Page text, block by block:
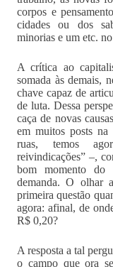
corpos e
cidades ou dos
minorias e um etc.
A crítica ao
somada às demais,
chave capaz de
de luta. Dessa
caça de novas
em muitos posts na
ruas, temos
reivindicações” –,
bom momento do
demanda. O olhar
primeira questão
agora: afinal, de
R$ 0,20?
A resposta a tal
o campo que ora